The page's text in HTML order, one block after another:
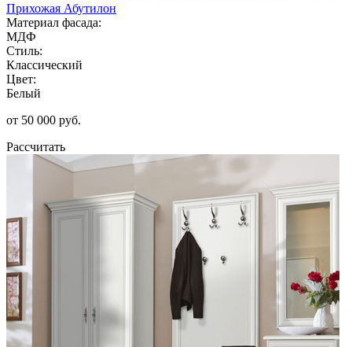
Прихожая Абутилон
Материал фасада:
МДФ
Стиль:
Классический
Цвет:
Белый
от 50 000 руб.
Рассчитать